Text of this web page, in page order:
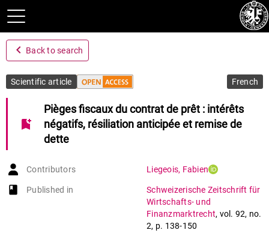
navigate_before Back to search
Scientific article French
bookmark_add
Pièges fiscaux du contrat de prêt : intérêts
négatifs, résiliation anticipée et remise de
dette
Contributors Liegeois, Fabien
book-open
Published in
Schweizerische Zeitschrift für
Wirtschafts- und
Finanzmarktrecht, vol. 92, no.
2, p. 138-150